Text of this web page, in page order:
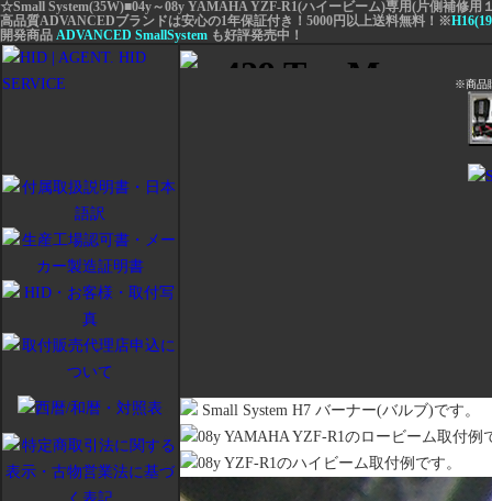
☆Small System(35W)■04y～08y YAMAHA YZF-R1(ハイービーム)専用(片側補修用
高品質ADVANCEDブランドは安心の1年保証付き！5000円以上送料無料！※
開発商品 ADVANCED SmallSystem も好評発売中！
※商品
Small System H7 バーナー(バルブ)です。
08y YAMAHA YZF-R1のロービーム取付例
08y YZF-R1のハイビーム取付例です。